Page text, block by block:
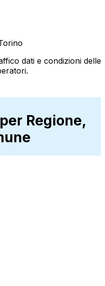
dati e condizioni delle
Regione,